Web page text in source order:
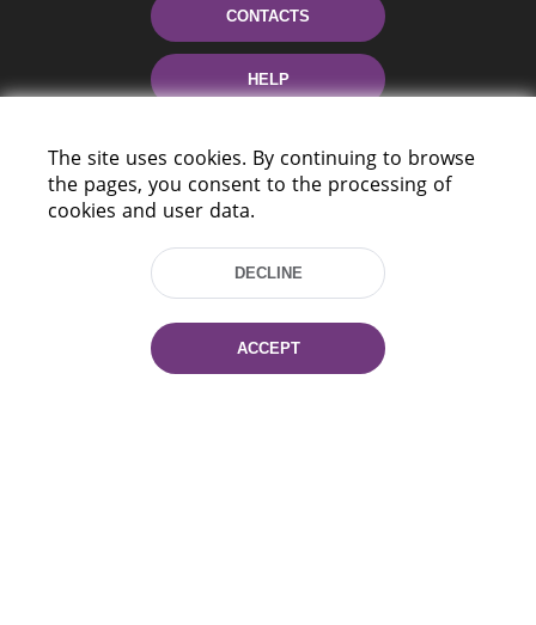
CONTACTS
HELP
Tel.: (+375 17) 368 37 37
The site uses cookies. By continuing to browse
the pages, you consent to the processing of
cookies and user data.
DECLINE
ACCEPT